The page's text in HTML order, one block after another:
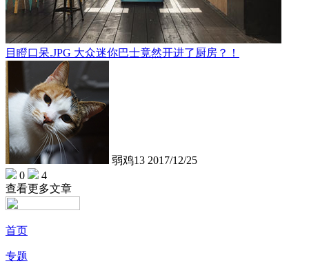
目瞪口呆.JPG 大众迷你巴士竟然开进了厨房？！
弱鸡13 2017/12/25
0
4
查看更多文章
首页
专题